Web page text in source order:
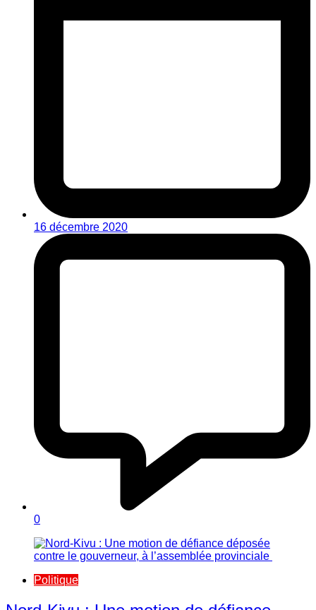
16 décembre 2020
0
Politique